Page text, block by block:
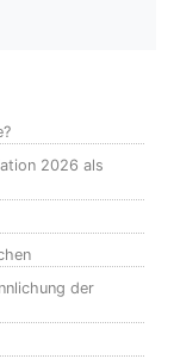
2026 als
der